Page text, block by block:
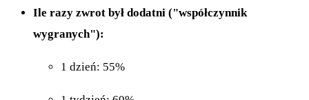
Ile razy zwrot był dodatni ("współczynnik
wygranych"):
1 dzień: 55%